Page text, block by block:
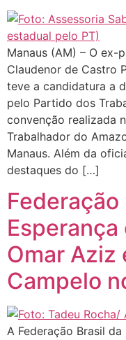
Manaus (AM) – O
Claudenor de Castro
teve a candidatura a
pelo Partido dos
convenção realizada
Trabalhador do
Manaus. Além da
destaques do […]
Federação
Omar Aziz
Campelo
A Federação Brasil